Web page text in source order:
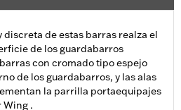
de estas barras realza el
de los guardabarros
con cromado tipo espejo
de los guardabarros, y las alas
la parrilla portaequipajes
Wing .